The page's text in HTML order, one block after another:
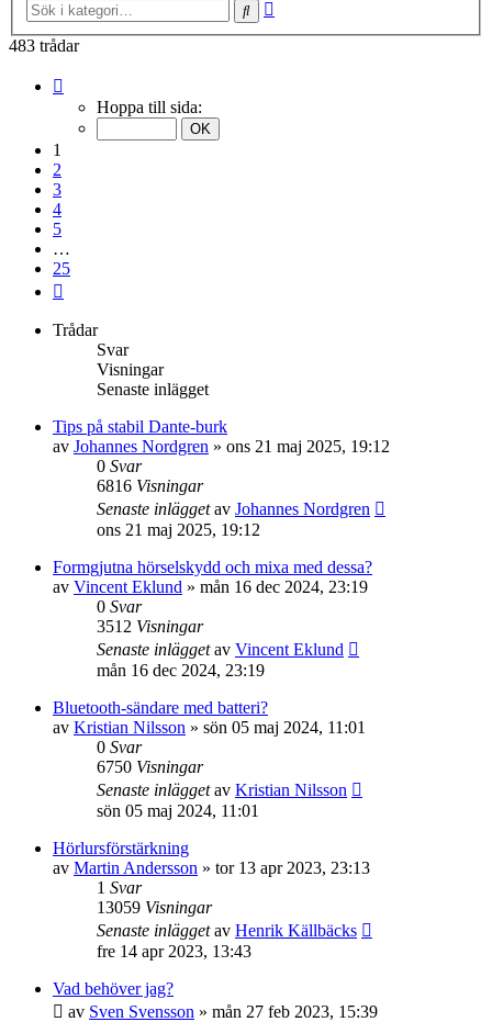
Sök
483 trådar
Hoppa till sida:
1
2
3
4
5
…
25
Trådar
Svar
Visningar
Senaste inlägget
Tips på stabil Dante-burk
av Johannes Nordgren » ons 21 maj 2025, 19:12
0 Svar
6816 Visningar
Senaste inläggetav Johannes Nordgren
ons 21 maj 2025, 19:12
Formgjutna hörselskydd och mixa med dessa?
av Vincent Eklund » mån 16 dec 2024, 23:19
0 Svar
3512 Visningar
Senaste inläggetav Vincent Eklund
mån 16 dec 2024, 23:19
Bluetooth-sändare med batteri?
av Kristian Nilsson » sön 05 maj 2024, 11:01
0 Svar
6750 Visningar
Senaste inläggetav Kristian Nilsson
sön 05 maj 2024, 11:01
Hörlursförstärkning
av Martin Andersson » tor 13 apr 2023, 23:13
1 Svar
13059 Visningar
Senaste inläggetav Henrik Källbäcks
fre 14 apr 2023, 13:43
Vad behöver jag?
av Sven Svensson » mån 27 feb 2023, 15:39